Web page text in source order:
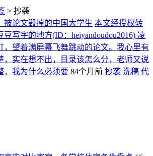
> 抄袭
被论文毁掉的中国大学生 本文经授权转
写字的地方(ID：heiyandoudou2016) 凌
，望着满屏幕飞舞跳动的论文。我心里有
，实在想不出，目录该怎么分，老师又说
，我为什么必须要 84个月前 抄袭 洗稿 代